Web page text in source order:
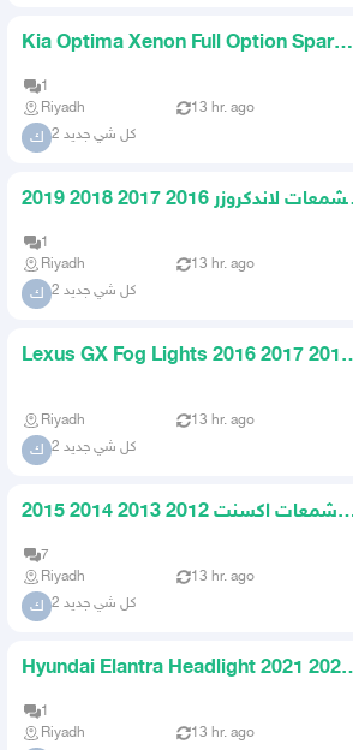
Kia Optima Xenon Full Option Spark
1
Riyadh
13 hr. ago
ك كل شي جديد 2
شمعات لاندكروزر 2016 2017 2018 2019
1
Riyadh
13 hr. ago
ك كل شي جديد 2
Lexus GX Fog Lights 2016 2017 2018
Riyadh 13 hr. ago
ك كل شي جديد 2
شمعات اكسنت 2012 2013 2014 2015
7
Riyadh
13 hr. ago
ك كل شي جديد 2
Hyundai Elantra Headlight 2021 2022
1
Riyadh
13 hr. ago